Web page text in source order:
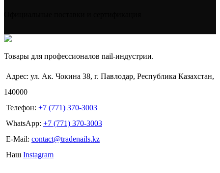
Товары для профессионалов nail-индустрии.
Адрес: ул. Ак. Чокина 38, г. Павлодар, Республика Казахстан,
140000
Телефон: +7 (771) 370-3003
WhatsApp: +7 (771) 370-3003
E-Mail: contact@tradenails.kz
Наш Instagram